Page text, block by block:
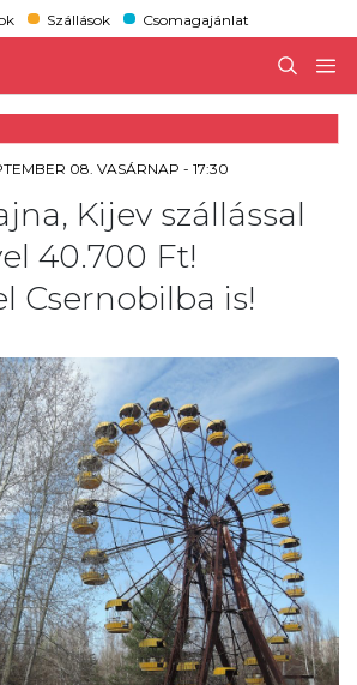
Szállások Csomagajánlat
08. VASÁRNAP - 17:30
Kijev szállással
40.700 Ft!
Csernobilba is!